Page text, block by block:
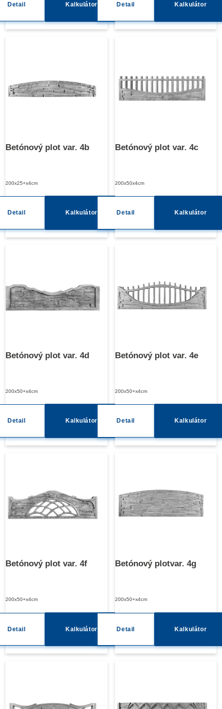
Detail Kalkulátor Detail Kalkulátor
Betónový plot var. 4b
200x25+x4cm
Detail Kalkulátor
Betónový plot var. 4c
200x50x4cm
Detail Kalkulátor
Betónový plot var. 4d
200x50+x4cm
Detail Kalkulátor
Betónový plot var. 4e
200x50+x4cm
Detail Kalkulátor
Betónový plot var. 4f
200x50+x4cm
Detail Kalkulátor
Betónový plotvar. 4g
200x50+x4cm
Detail Kalkulátor